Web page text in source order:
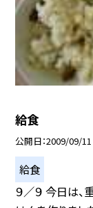
給食
公開日 2009/09/11
給食
９／９ 今日は